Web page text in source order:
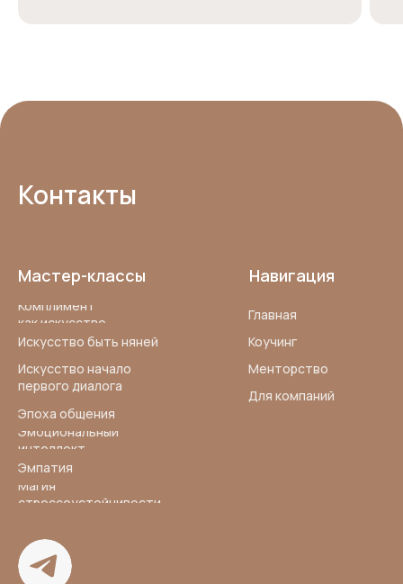
Контакты
Мастер-классы
Комплимент
как искусство
Искусство быть няней
Искусство начало
первого диалога
Эпоха общения
Навигация
Главная
Коучинг
Менторство
Для компаний
Эмоциональный
интеллект
Эмпатия
Магия
стрессоустойчивости